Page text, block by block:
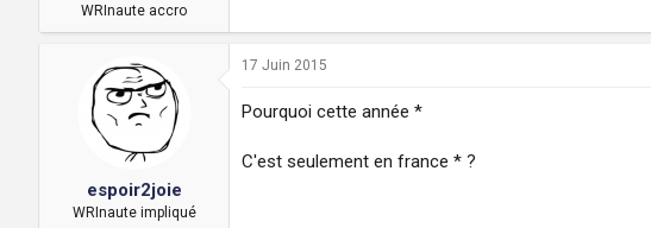
WRInaute accro
espoir2joie
WRInaute impliqué
17 Juin 2015
Pourquoi cette année *
C'est seulement en france * ?